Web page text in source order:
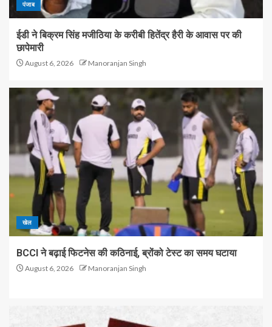
पंजाब
ईडी ने बिक्रम सिंह मजीठिया के करीबी हितेंद्र हैरी के आवास पर की
छापेमारी
August 6, 2026 Manoranjan Singh
खेल
BCCI ने बढ़ाई फिटनेस की कठिनाई, ब्रोंको टेस्ट का समय घटाया
August 6, 2026 Manoranjan Singh